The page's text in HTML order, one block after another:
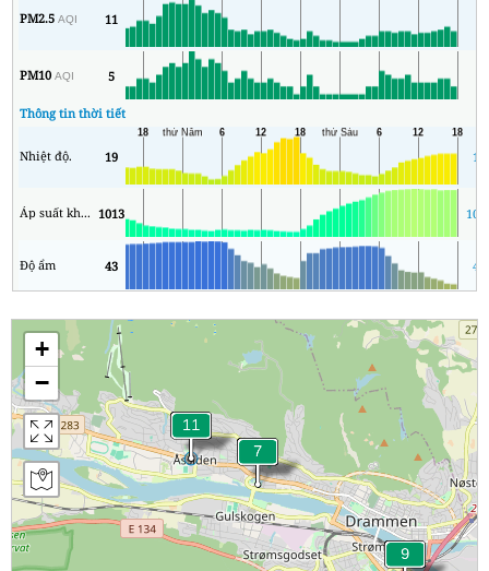
PM2.5AQI 11
PM10AQI 5
Thông tin thời tiết
Nhiệt độ. 19 13
Áp suất không khí 1013
Độ ẩm 43 43
+
−